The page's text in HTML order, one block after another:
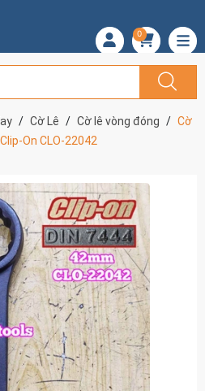
0
Cờ Lê Cờ lê vòng đóng
Cờ
On CLO-22042